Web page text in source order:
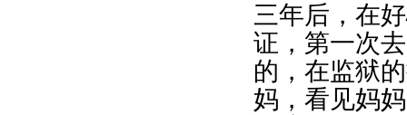
三年后，在
证，第一次
的，在监狱
妈，看见妈